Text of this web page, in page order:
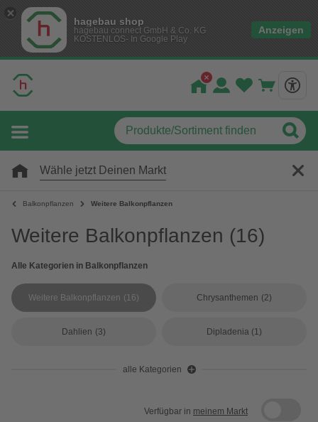
hagebau shop
hagebau connect GmbH & Co. KG
KOSTENLOS- In Google Play
Anzeigen
Wähle jetzt Deinen Markt
Balkonpflanzen Weitere Balkonpflanzen
Weitere Balkonpflanzen (16)
Alle Kategorien in Balkonpflanzen
Weitere Balkonpflanzen (16) Chrysanthemen (2)
Dahlien (3) Dipladenia (1)
alle Kategorien
Verfügbar in meinem Markt